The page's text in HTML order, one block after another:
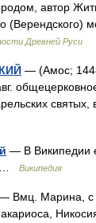
автор
Древней Руси
— (Амос;
— В Википедии
…
Википедия
Вмц. Марина, с